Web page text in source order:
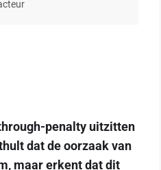
penalty uitzitten
dat de oorzaak van
maar erkent dat dit